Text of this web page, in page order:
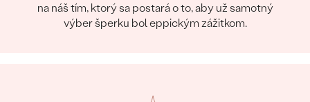
na náš tím, ktorý sa postará o to, aby už samotný
výber šperku bol eppickým zážitkom.